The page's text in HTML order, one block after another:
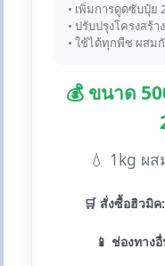
• เพิ่มการดูดซับปุ๋ย
• ปรับปรุงโครงสร้า
• ใช้ได้ทุกพืช ผสม
💰 ขนาด
💧 1kg ผ
🛒 สั่งซื้อฮิวมิค:
📱 ช่องทาง